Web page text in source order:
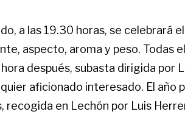
a las 19.30 horas, se celebrará
aspecto, aroma y peso. Todas
después, subasta dirigida por
aficionado interesado. El año
recogida en Lechón por Luis